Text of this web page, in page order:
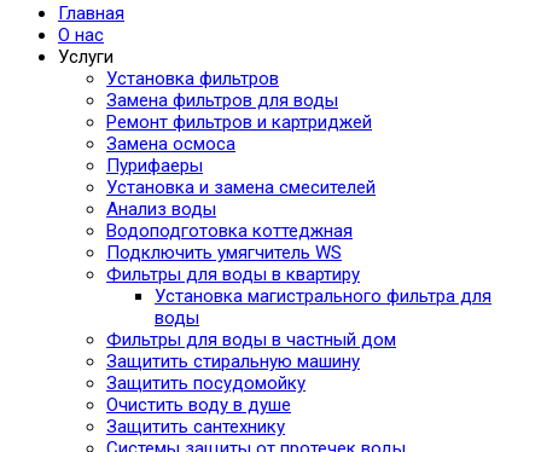
Главная
О нас
Услуги
Установка фильтров
Замена фильтров для воды
Ремонт фильтров и картриджей
Замена осмоса
Пурифаеры
Установка и замена смесителей
Анализ воды
Водоподготовка коттеджная
Подключить умягчитель WS
Фильтры для воды в квартиру
Установка магистрального фильтра для
воды
Фильтры для воды в частный дом
Защитить стиральную машину
Защитить посудомойку
Очистить воду в душе
Защитить сантехнику